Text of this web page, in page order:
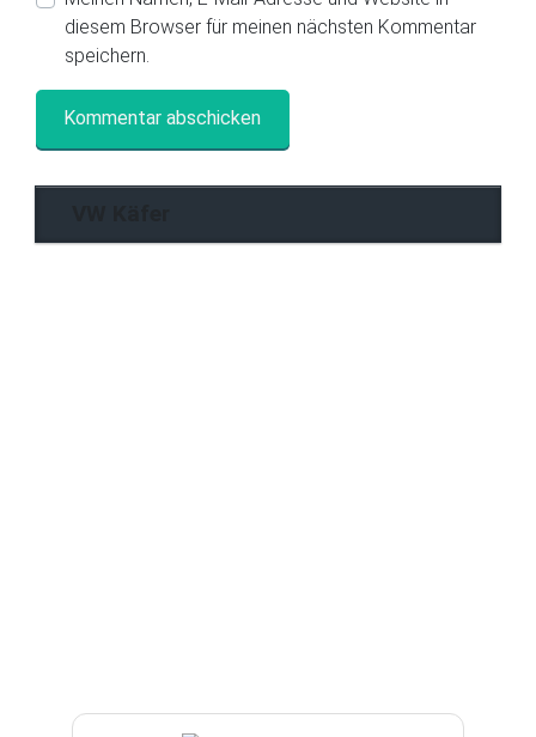
diesem Browser für meinen nächsten Kommentar
speichern.